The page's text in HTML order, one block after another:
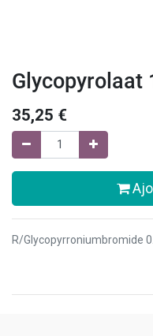
Glycopyrolaat
35,25 €
R/Glycopyrroniumbromide